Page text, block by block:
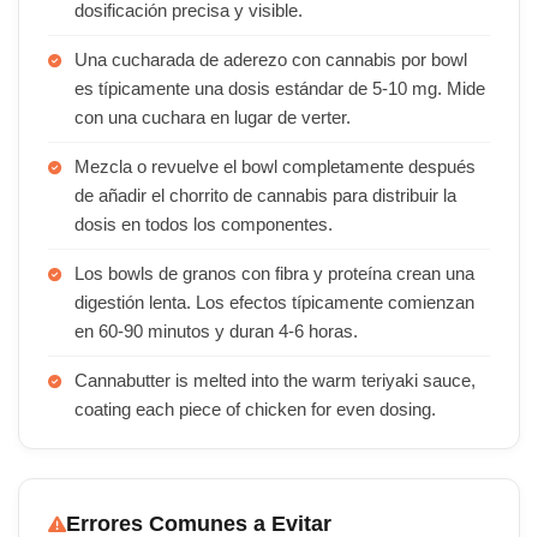
dosificación precisa y visible.
Una cucharada de aderezo con cannabis por bowl
es típicamente una dosis estándar de 5-10 mg. Mide
con una cuchara en lugar de verter.
Mezcla o revuelve el bowl completamente después
de añadir el chorrito de cannabis para distribuir la
dosis en todos los componentes.
Los bowls de granos con fibra y proteína crean una
digestión lenta. Los efectos típicamente comienzan
en 60-90 minutos y duran 4-6 horas.
Cannabutter is melted into the warm teriyaki sauce,
coating each piece of chicken for even dosing.
Errores Comunes a Evitar